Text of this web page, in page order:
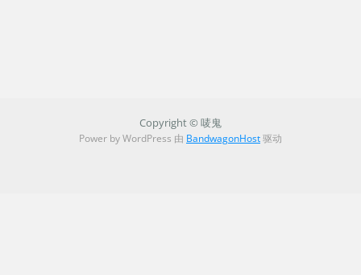
Copyright © 唛鬼
Power by WordPress 由 BandwagonHost驱动